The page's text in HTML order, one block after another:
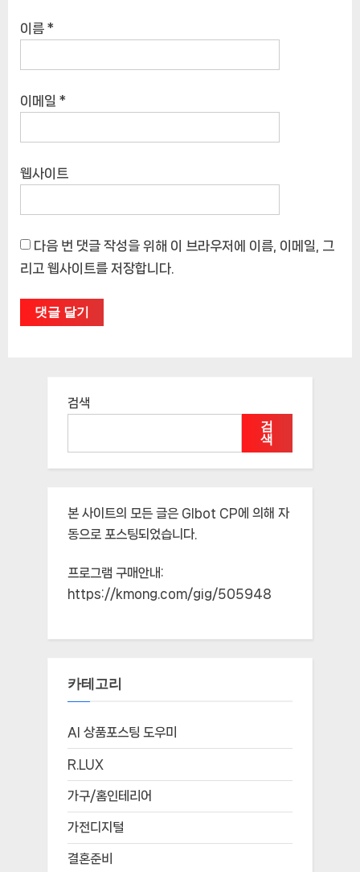
이름 *
이메일 *
웹사이트
다음 번 댓글 작성을 위해 이 브라우저에 이름, 이메일, 그
리고 웹사이트를 저장합니다.
검색
검
색
본 사이트의 모든 글은 Glbot CP에 의해 자
동으로 포스팅되었습니다.
프로그램 구매안내:
https://kmong.com/gig/505948
카테고리
AI 상품포스팅 도우미
R.LUX
가구/홈인테리어
가전디지털
결혼준비